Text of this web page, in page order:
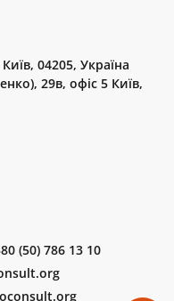
04205, Україна
29в, офіс 5 Київ,
(50) 786 13 10